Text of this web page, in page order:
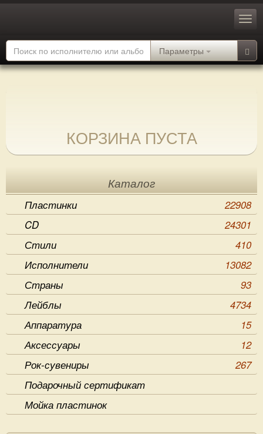
Параметры
КОРЗИНА ПУСТА
Каталог
Пластинки
22908
CD
24301
Стили
410
Исполнители
13082
Страны
93
Лейблы
4734
Аппаратура
15
Аксессуары
12
Рок-сувениры
267
Подарочный сертификат
Мойка пластинок